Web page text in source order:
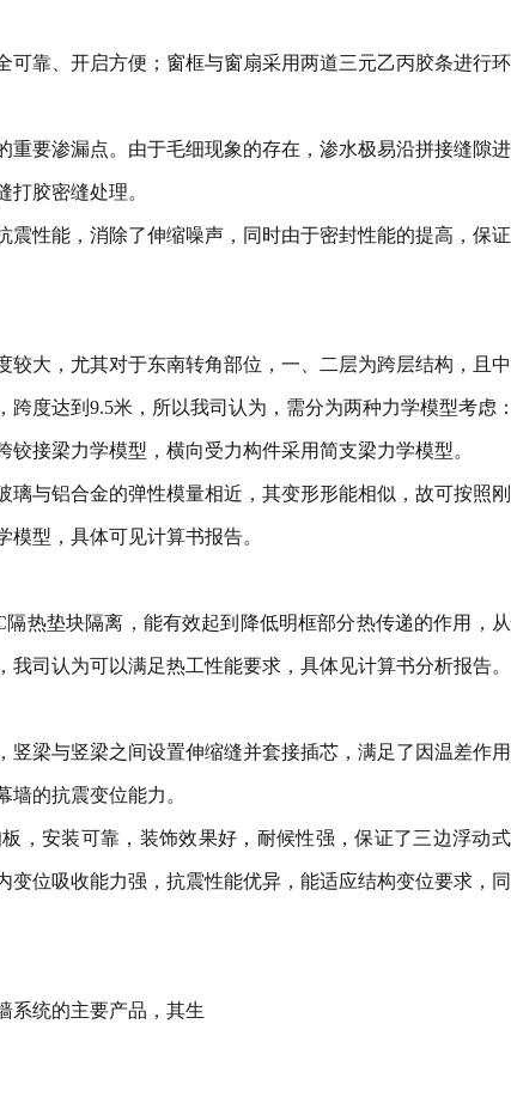
靠、开启方便；窗框与窗扇采用两道三元乙丙胶条进行
要渗漏点。由于毛细现象的存在，渗水极易沿拼接缝隙进
胶密缝处理。
性能，消除了伸缩噪声，同时由于密封性能的提高，保
大，尤其对于东南转角部位，一、二层为跨层结构，且
度达到9.5米，所以我司认为，需分为两种力学模型考虑：
接梁力学模型，横向受力构件采用简支梁力学模型。
与铝合金的弹性模量相近，其变形形能相似，故可按照
型，具体可见计算书报告。
热垫块隔离，能有效起到降低明框部分热传递的作用，
司认为可以满足热工性能要求，具体见计算书分析报告。
梁与竖梁之间设置伸缩缝并套接插芯，满足了因温差作
的抗震变位能力。
，安装可靠，装饰效果好，耐候性强，保证了三边浮动
位吸收能力强，抗震性能优异，能适应结构变位要求，
系统的主要产品，其生